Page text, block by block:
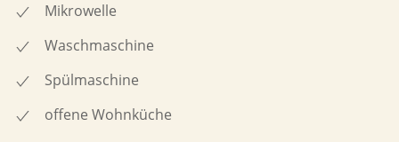
Mikrowelle
Waschmaschine
Spülmaschine
offene Wohnküche